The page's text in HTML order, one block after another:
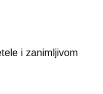
i zanimljivom